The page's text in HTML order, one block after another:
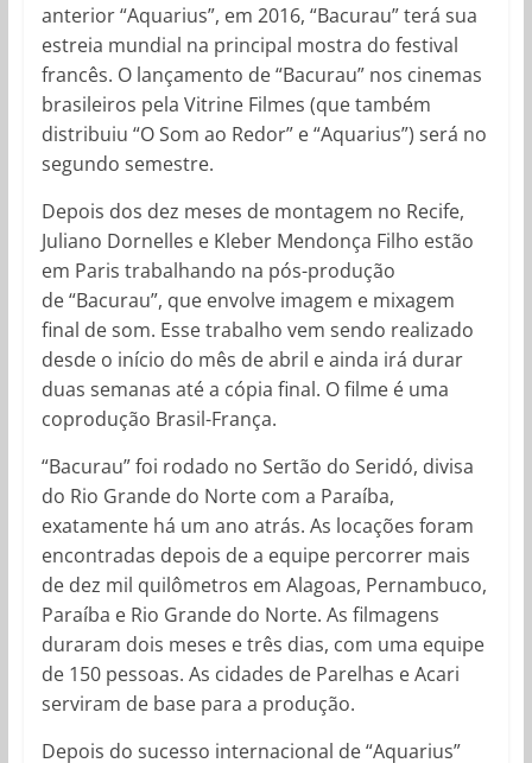
anterior “Aquarius”, em 2016, “Bacurau” terá sua
estreia mundial na principal mostra do festival
francês. O lançamento de “Bacurau” nos cinemas
brasileiros pela Vitrine Filmes (que também
distribuiu “O Som ao Redor” e “Aquarius”) será no
segundo semestre.
Depois dos dez meses de montagem no Recife,
Juliano Dornelles e Kleber Mendonça Filho estão
em Paris trabalhando na pós-produção
de “Bacurau”, que envolve imagem e mixagem
final de som. Esse trabalho vem sendo realizado
desde o início do mês de abril e ainda irá durar
duas semanas até a cópia final. O filme é uma
coprodução Brasil-França.
“Bacurau” foi rodado no Sertão do Seridó, divisa
do Rio Grande do Norte com a Paraíba,
exatamente há um ano atrás. As locações foram
encontradas depois de a equipe percorrer mais
de dez mil quilômetros em Alagoas, Pernambuco,
Paraíba e Rio Grande do Norte. As filmagens
duraram dois meses e três dias, com uma equipe
de 150 pessoas. As cidades de Parelhas e Acari
serviram de base para a produção.
Depois do sucesso internacional de “Aquarius”